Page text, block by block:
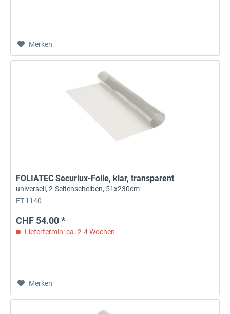
Merken
FOLIATEC Securlux-Folie, klar, transparent
universell, 2-Seitenscheiben, 51x230cm
FT-1140
CHF 54.00 *
Liefertermin: ca. 2-4 Wochen
Merken